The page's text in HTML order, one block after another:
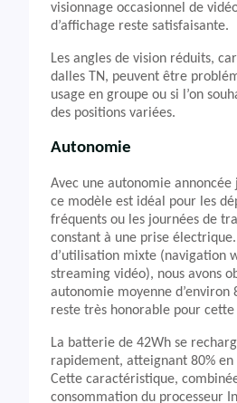
visionnage occasionnel de
d’affichage reste satisfaisante.
Les angles de vision réduits,
dalles TN, peuvent être
usage en groupe ou si l’on
des positions variées.
Autonomie
Avec une autonomie annoncée
ce modèle est idéal pour les
fréquents ou les journées de
constant à une prise électrique.
d’utilisation mixte (navigation
streaming vidéo), nous avons
autonomie moyenne d’environ
reste très honorable pour
La batterie de 42Wh se
rapidement, atteignant 80%
Cette caractéristique,
consommation du processeur